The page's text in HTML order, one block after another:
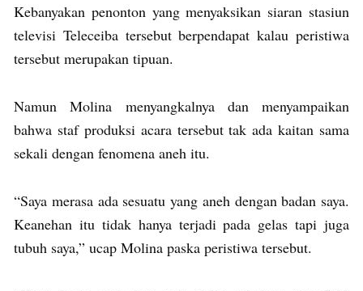
Kebanyakan penonton yang menyaksikan siaran stasiun
televisi Teleceiba tersebut berpendapat kalau peristiwa
tersebut merupakan tipuan.
Namun Molina menyangkalnya dan menyampaikan
bahwa staf produksi acara tersebut tak ada kaitan sama
sekali dengan fenomena aneh itu.
“Saya merasa ada sesuatu yang aneh dengan badan saya.
Keanehan itu tidak hanya terjadi pada gelas tapi juga
tubuh saya,” ucap Molina paska peristiwa tersebut.